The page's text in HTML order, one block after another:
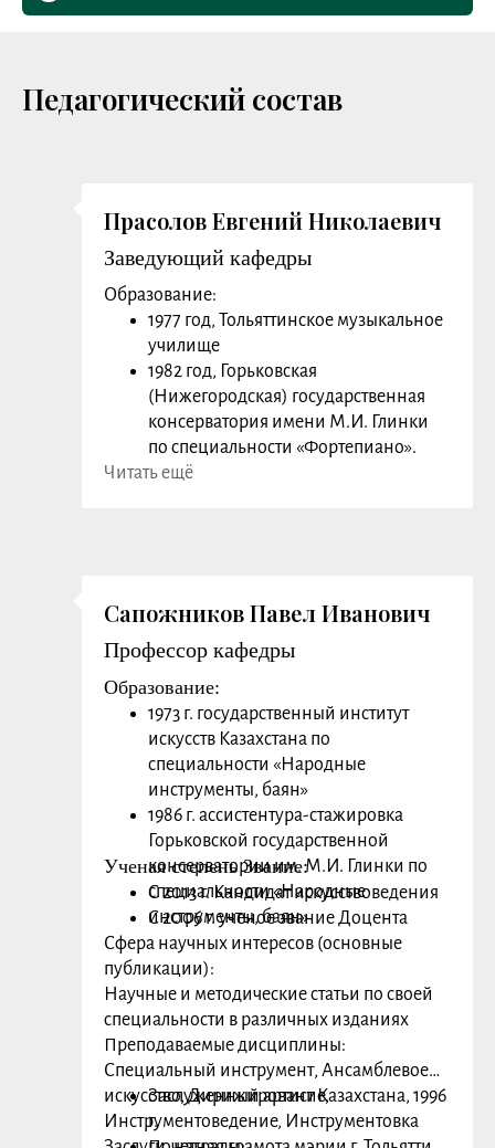
Педагогический состав
Прасолов Евгений Николаевич
Заведующий кафедры
Образование:
1977 год, Тольяттинское музыкальное
училище
1982 год, Горьковская
(Нижегородская) государственная
консерватория имени М.И. Глинки
по специальности «Фортепиано».
С 1987 года Прасолов Е.Н. являлся
среднего профессионального
образования - Тольяттинский
Тольяттинский колледж искусств
преобразован в образовательное
учреждение высшего
(профессионального) образования
Тольяттинский институт искусств,
который в 2011 году становится
Тольяттинской консерваторией.
Является создателем и 1-м
директоромТольяттинской
филармонии, в которой он
проработал вначале директором
Тольяттинского филиала
Куйбышевской (Самарской)
филармонии, а затем - Тольяттинской
филармонии.
С 1989 года назначен на должность
ректора Тольяттинского института
искусств, который затем был
Читать ещё
Сапожников Павел Иванович
Профессор кафедры
Образование:
1973 г. государственный институт
искусств Казахстана по
специальности «Народные
инструменты, баян»
1986 г. ассистентура-стажировка
Горьковской государственной
консерватории им. М.И. Глинки по
специальности «Народные
инструменты, баян»
Ученая степень Звание:
С 2013 г. Кандидат искусствоведения
С 2006 г. ученое звание Доцента
Сфера научных интересов (основные
публикации):
Научные и методические статьи по своей
специальности в различных изданиях
Преподаваемые дисциплины:
Специальный инструмент, Ансамблевое
искусство, Дирижирование,
Инструментоведение, Инструментовка
Заслуженный артист Казахстана, 1996
г.